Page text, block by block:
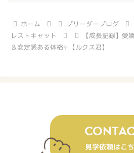
ホーム ブリーダーブログ
レストキャット
【成長記録】愛
＆安定感ある体格✨【ルクス君】
見学依頼はこ